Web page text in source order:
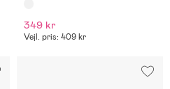
349 kr
Vejl. pris: 409 kr